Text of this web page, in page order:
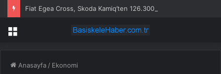
Fiat Egea Cross, Skoda Kamiq’ten 126.300 TL Daha Pahalı
Menü
Anasayfa / Ekonomi